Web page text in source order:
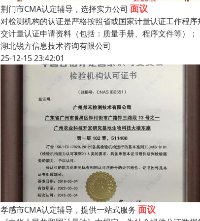
荆门市CMA认定辅导，选择实力公司 面议
对检测机构的认证是严格按照省或国家计量认证工作程
交计量认证申请资料（包括：质量手册、程序文件等）
湖北锐方信息技术咨询有限公司
25-12-15 23:42:01
孝感市CMA认定辅导，提供一站式服务 面议